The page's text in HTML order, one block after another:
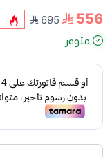
556
695
متوفر